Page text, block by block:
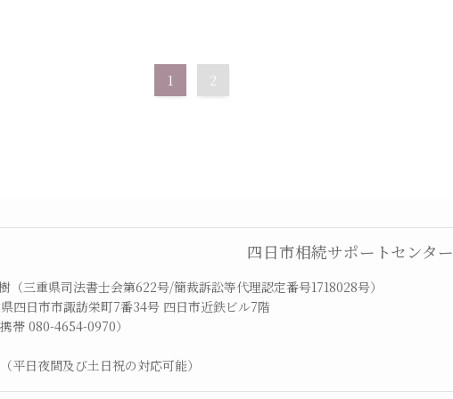
1 2
四日市相続サポートセンター
（三重県司法書士会第622号/簡裁訴訟等代理認定番号1718028号）
四日市市諏訪栄町7番34号 四日市近鉄ビル7階
帯 080-4654-0970）
平日夜間及び土日祝の対応可能）